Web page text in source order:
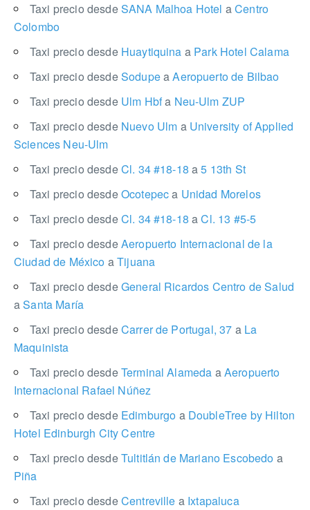
Taxi precio desdeSANA Malhoa Hotel aCentro
Colombo
Taxi precio desde Huaytiquina aPark Hotel Calama
Taxi precio desdeSodupeaAeropuerto de Bilbao
Taxi precio desde Ulm Hbfa Neu-Ulm ZUP
Taxi precio desde Nuevo Ulm aUniversity of Applied
Sciences Neu-Ulm
Taxi precio desdeCl. 34 #18-18a5 13th St
Taxi precio desdeOcotepeca Unidad Morelos
Taxi precio desdeCl. 34 #18-18aCl. 13 #5-5
Taxi precio desdeAeropuerto Internacional de la
Ciudad de México aTijuana
Taxi precio desdeGeneral Ricardos Centro de Salud
aSanta María
Taxi precio desdeCarrer de Portugal, 37 aLa
Maquinista
Taxi precio desdeTerminal Alameda aAeropuerto
Internacional Rafael Núñez
Taxi precio desde Edimburgo aDoubleTree by Hilton
Hotel Edinburgh City Centre
Taxi precio desdeTultitlán de Mariano Escobedo a
Piña
Taxi precio desdeCentreville aIxtapaluca